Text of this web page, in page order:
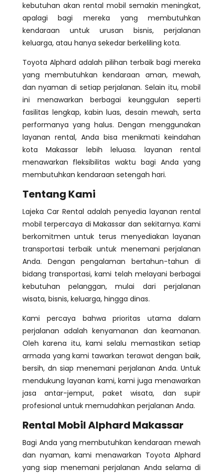
kebutuhan akan rental mobil semakin meningkat,
apalagi bagi mereka yang membutuhkan
kendaraan untuk urusan bisnis, perjalanan
keluarga, atau hanya sekedar berkeliling kota.
Toyota Alphard adalah pilihan terbaik bagi mereka
yang membutuhkan kendaraan aman, mewah,
dan nyaman di setiap perjalanan. Selain itu, mobil
ini menawarkan berbagai keunggulan seperti
fasilitas lengkap, kabin luas, desain mewah, serta
performanya yang halus. Dengan menggunakan
layanan rental, Anda bisa menikmati keindahan
kota Makassar lebih leluasa. layanan rental
menawarkan fleksibilitas waktu bagi Anda yang
membutuhkan kendaraan setengah hari.
Tentang Kami
Lajeka Car Rental adalah penyedia layanan rental
mobil terpercaya di Makassar dan sekitarnya. Kami
berkomitmen untuk terus menyediakan layanan
transportasi terbaik untuk menemani perjalanan
Anda. Dengan pengalaman bertahun-tahun di
bidang transportasi, kami telah melayani berbagai
kebutuhan pelanggan, mulai dari perjalanan
wisata, bisnis, keluarga, hingga dinas.
Kami percaya bahwa prioritas utama dalam
perjalanan adalah kenyamanan dan keamanan.
Oleh karena itu, kami selalu memastikan setiap
armada yang kami tawarkan terawat dengan baik,
bersih, dn siap menemani perjalanan Anda. Untuk
mendukung layanan kami, kami juga menawarkan
jasa antar-jemput, paket wisata, dan supir
profesional untuk memudahkan perjalanan Anda.
Rental Mobil Alphard Makassar
Bagi Anda yang membutuhkan kendaraan mewah
dan nyaman, kami menawarkan Toyota Alphard
yang siap menemani perjalanan Anda selama di